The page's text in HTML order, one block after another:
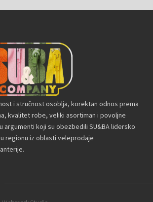
i stručnost osoblja, korektan odnos prema
kvalitet robe, veliki asortiman i povoljne
argumenti koji su obezbedili SU&BA lidersko
regionu iz oblasti veleprodaje